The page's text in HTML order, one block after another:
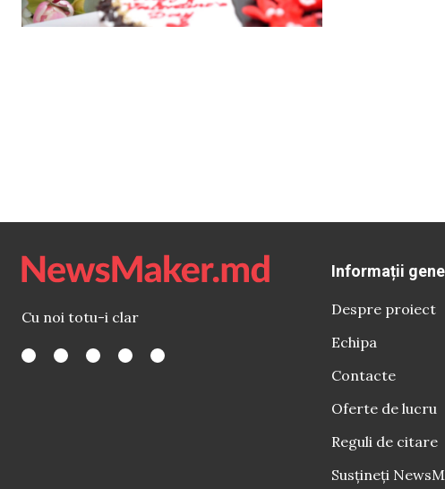
Cu noi totu-i clar
Informații
Despre proiect
Echipa
Contacte
Oferte de lucru
Reguli de citare
Susțineți